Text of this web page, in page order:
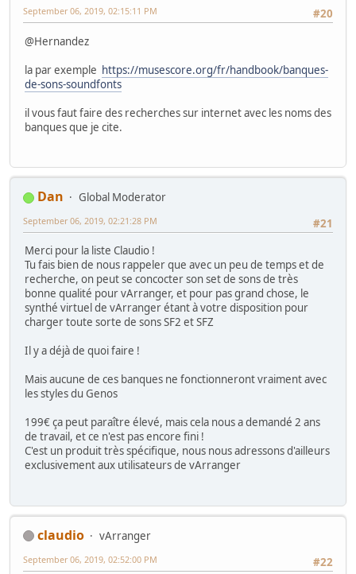
#20
September 06, 2019, 02:15:11 PM
@Hernandez
la par exemple https://musescore.org/fr/handbook/banques-
de-sons-soundfonts
il vous faut faire des recherches sur internet avec les noms des
banques que je cite.
Dan
Global Moderator
#21
September 06, 2019, 02:21:28 PM
Merci pour la liste Claudio !
Tu fais bien de nous rappeler que avec un peu de temps et de
recherche, on peut se concocter son set de sons de très
bonne qualité pour vArranger, et pour pas grand chose, le
synthé virtuel de vArranger étant à votre disposition pour
charger toute sorte de sons SF2 et SFZ
Il y a déjà de quoi faire !
Mais aucune de ces banques ne fonctionneront vraiment avec
les styles du Genos
199€ ça peut paraître élevé, mais cela nous a demandé 2 ans
de travail, et ce n'est pas encore fini !
C'est un produit très spécifique, nous nous adressons d'ailleurs
exclusivement aux utilisateurs de vArranger
claudio
vArranger
#22
September 06, 2019, 02:52:00 PM